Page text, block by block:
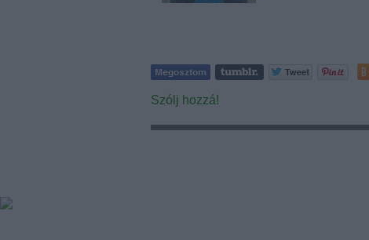
Szólj hozzá!